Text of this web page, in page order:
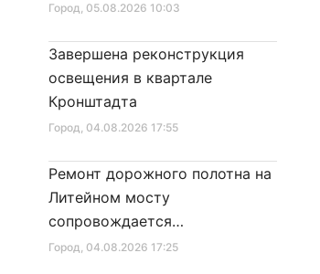
Город, 10.01.2026 16:46
«Социальный кодекс
Санкт‑Петербурга»
Город, 05.08.2026 10:03
Город, 04.08.2026 17:55
Завершена реконструкция
освещения в квартале
Кронштадта
Город, 04.08.2026 17:25
Ремонт дорожного полотна на
Литейном мосту
сопровождается
реставрационными работами